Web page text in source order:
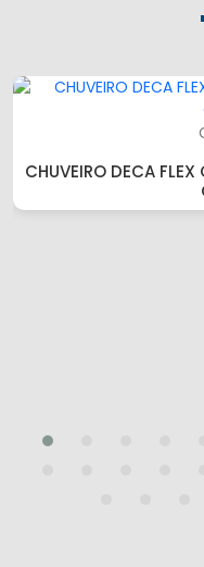
CHUVEIRO DECA